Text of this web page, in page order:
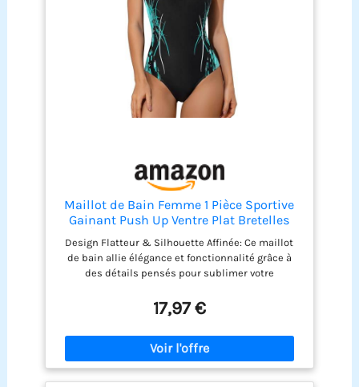
Maillot de Bain Femme 1 Pièce Sportive
Gainant Push Up Ventre Plat Bretelles
Épaisses Soutien Optimal Tissu
Technique Respirant Séchage Rapide
pour Natation Aquagym Plage Piscine
Design Flatteur & Silhouette Affinée: Ce maillot
de bain allie élégance et fonctionnalité grâce à
des détails pensés pour sublimer votre
stratégiques ou effets visuels travaillent
harmonieusement pour lisser les zones délicates
et mettre en valeur vos courbes avec grâce.
Confort Optimal & Maintien Personnalisable:
Conçu pour épouser parfaitement votre
morphologie, il offre un ajustement sûr et
17,97 €